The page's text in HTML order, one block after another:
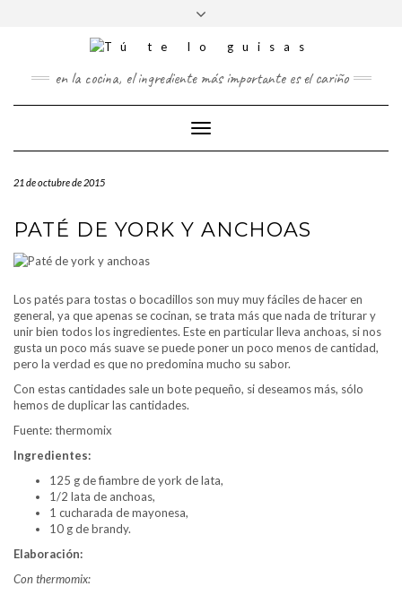
TWITTERPINTEREST
cabecera
en la cocina, el ingrediente más importante es el cariño
Cambiar
modo
21 de octubre de 2015
PATÉ DE YORK Y ANCHOAS
Los patés para tostas o bocadillos son muy muy fáciles de hacer en
general, ya que apenas se cocinan, se trata más que nada de triturar y
unir bien todos los ingredientes. Este en particular lleva anchoas, si nos
gusta un poco más suave se puede poner un poco menos de cantidad,
pero la verdad es que no predomina mucho su sabor.
Con estas cantidades sale un bote pequeño, si deseamos más, sólo
hemos de duplicar las cantidades.
Fuente: thermomix
Ingredientes:
125 g de fiambre de york de lata,
1/2 lata de anchoas,
1 cucharada de mayonesa,
10 g de brandy.
Elaboración:
Con thermomix: